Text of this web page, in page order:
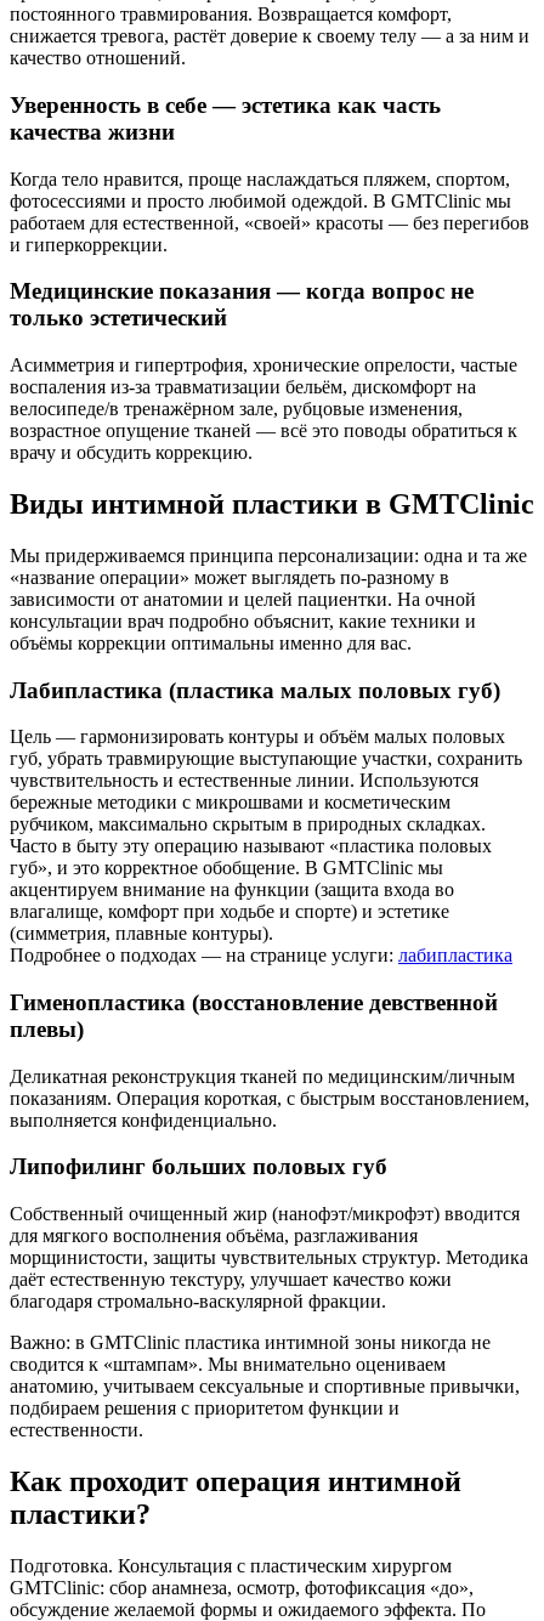
постоянного травмирования. Возвращается комфорт,
снижается тревога, растёт доверие к своему телу — а за ним и
качество отношений.
Уверенность в себе — эстетика как часть
качества жизни
Когда тело нравится, проще наслаждаться пляжем, спортом,
фотосессиями и просто любимой одеждой. В GMTClinic мы
работаем для естественной, «своей» красоты — без перегибов
и гиперкоррекции.
Медицинские показания — когда вопрос не
только эстетический
Асимметрия и гипертрофия, хронические опрелости, частые
воспаления из-за травматизации бельём, дискомфорт на
велосипеде/в тренажёрном зале, рубцовые изменения,
возрастное опущение тканей — всё это поводы обратиться к
врачу и обсудить коррекцию.
Виды интимной пластики в GMTClinic
Мы придерживаемся принципа персонализации: одна и та же
«название операции» может выглядеть по-разному в
зависимости от анатомии и целей пациентки. На очной
консультации врач подробно объяснит, какие техники и
объёмы коррекции оптимальны именно для вас.
Лабипластика (пластика малых половых губ)
Цель — гармонизировать контуры и объём малых половых
губ, убрать травмирующие выступающие участки, сохранить
чувствительность и естественные линии. Используются
бережные методики с микрошвами и косметическим
рубчиком, максимально скрытым в природных складках.
Часто в быту эту операцию называют «пластика половых
губ», и это корректное обобщение. В GMTClinic мы
акцентируем внимание на функции (защита входа во
влагалище, комфорт при ходьбе и спорте) и эстетике
(симметрия, плавные контуры).
Подробнее о подходах — на странице услуги: лабипластика
Гименопластика (восстановление девственной
плевы)
Деликатная реконструкция тканей по медицинским/личным
показаниям. Операция короткая, с быстрым восстановлением,
выполняется конфиденциально.
Липофилинг больших половых губ
Собственный очищенный жир (нанофэт/микрофэт) вводится
для мягкого восполнения объёма, разглаживания
морщинистости, защиты чувствительных структур. Методика
даёт естественную текстуру, улучшает качество кожи
благодаря стромально-васкулярной фракции.
Важно: в GMTClinic пластика интимной зоны никогда не
сводится к «штампам». Мы внимательно оцениваем
анатомию, учитываем сексуальные и спортивные привычки,
подбираем решения с приоритетом функции и
естественности.
Как проходит операция интимной
пластики?
Подготовка. Консультация с пластическим хирургом
GMTClinic: сбор анамнеза, осмотр, фотофиксация «до»,
обсуждение желаемой формы и ожидаемого эффекта. По